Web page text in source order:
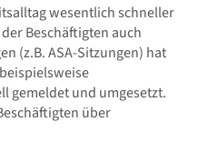
wesentlich schneller
Beschäftigten auch
(z.B. ASA-Sitzungen) hat
gemeldet und umgesetzt.
über